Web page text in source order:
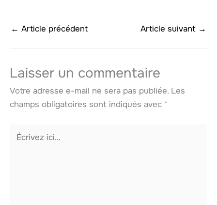
← Article précédent Article suivant →
Laisser un commentaire
Votre adresse e-mail ne sera pas publiée. Les
champs obligatoires sont indiqués avec *
Écrivez